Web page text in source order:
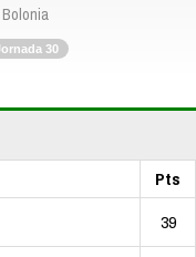
Bolonia
30
Pts
39